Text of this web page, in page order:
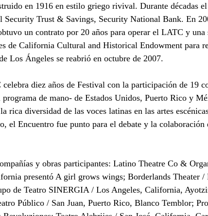
en 1916 en estilo griego rivival. Durante décadas
Security Trust & Savings, Security National Bank. En
un contrato por 20 años para operar el LATC y una
de California Cultural and Historical Endowment para
Los Ángeles se reabrió en octubre de 2007.
celebra diez años de Festival con la participación de 19
programa de mano- de Estados Unidos, Puerto Rico y
rica diversidad de las voces latinas en las artes
el Encuentro fue punto para el debate y la colaboración
y obras participantes: Latino Theatre Co &
presentó A girl grows wings; Borderlands Theater /
de Teatro SINERGIA / Los Angeles, California,
Público / San Juan, Puerto Rico, Blanco Temblor;